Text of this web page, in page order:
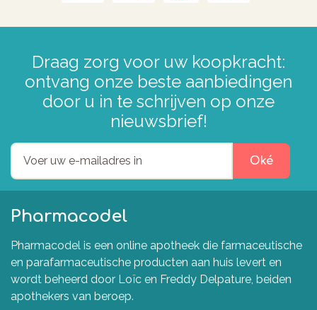
Draag zorg voor uw koopkracht:
ontvang onze beste aanbiedingen
door u in te schrijven op onze
nieuwsbrief!
Oké
Pharmacodel
Pharmacodel is een online apotheek die farmaceutische
en parafarmaceutische producten aan huis levert en
wordt beheerd door Loïc en Freddy Delpature, beiden
apothekers van beroep.